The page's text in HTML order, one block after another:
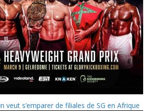
veut s’emparer de filiales de SG en Afrique